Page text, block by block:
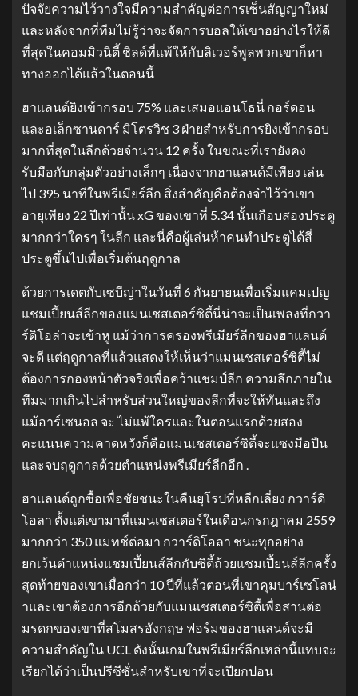
ปัจจัยความไว้วางใจมีความสำคัญต่อการเซ็นสัญญาใหม่
และหลังจากที่ทีมไม่รู้ว่าจะจัดการบอลให้เขาอย่างไรให้ดี
ที่สุดในคอมมิวนิตี้ ชิลด์ที่แพ้ให้กับลิเวอร์พูลพวกเขาก็หา
ทางออกได้แล้วในตอนนี้
ฮาแลนด์ยิงเข้ากรอบ 75% และเสมอแอนโธนี่ กอร์ดอน
และอเล็กซานดาร์ มิโตรวิช 3 ฝ่ายสำหรับการยิงเข้ากรอบ
มากที่สุดในลีกด้วยจำนวน 12 ครั้ง ในขณะที่เรายังคง
รับมือกับกลุ่มตัวอย่างเล็กๆ เนื่องจากฮาแลนด์มีเพียง เล่น
ไป 395 นาทีในพรีเมียร์ลีก สิ่งสำคัญคือต้องจำไว้ว่าเขา
อายุเพียง 22 ปีเท่านั้น xG ของเขาที่ 5.34 นั้นเกือบสองประตู
มากกว่าใครๆ ในลีก และนี่คือผู้เล่นห้าคนทำประตูได้สี่
ประตูขึ้นไปเพื่อเริ่มต้นฤดูกาล
ด้วยการเดตกับเซบีญ่าในวันที่ 6 กันยายนเพื่อเริ่มแคมเปญ
แชมเปี้ยนส์ลีกของแมนเชสเตอร์ซิตี้นี่น่าจะเป็นเพลงที่กวา
ร์ดิโอล่าจะเข้าหู แม้ว่าการครองพรีเมียร์ลีกของฮาแลนด์
จะดี แต่ฤดูกาลที่แล้วแสดงให้เห็นว่าแมนเชสเตอร์ซิตี้ไม่
ต้องการกองหน้าตัวจริงเพื่อคว้าแชมป์ลีก ความลึกภายใน
ทีมมากเกินไปสำหรับส่วนใหญ่ของลีกที่จะให้ทันและถึง
แม้อาร์เซนอล จะ ไม่แพ้ใครและในตอนแรกด้วยสอง
คะแนนความคาดหวังก็คือแมนเชสเตอร์ซิตี้จะแซงมือปืน
และจบฤดูกาลด้วยตำแหน่งพรีเมียร์ลีกอีก .
ฮาแลนด์ถูกซื้อเพื่อชัยชนะในคืนยุโรปที่หลีกเลี่ยง กวาร์ดิ
โอลา ตั้งแต่เขามาที่แมนเชสเตอร์ในเดือนกรกฎาคม 2559
มากกว่า 350 แมทช์ต่อมา กวาร์ดิโอลา ชนะทุกอย่าง
ยกเว้นตำแหน่งแชมเปี้ยนส์ลีกกับซิตี้ถ้วยแชมเปี้ยนส์ลีกครั้ง
สุดท้ายของเขาเมื่อกว่า 10 ปีที่แล้วตอนที่เขาคุมบาร์เซโลน่
าและเขาต้องการอีกถ้วยกับแมนเชสเตอร์ซิตี้เพื่อสานต่อ
มรดกของเขาที่สโมสรอังกฤษ ฟอร์มของฮาแลนด์จะมี
ความสำคัญใน UCL ดังนั้นเกมในพรีเมียร์ลีกเหล่านี้แทบจะ
เรียกได้ว่าเป็นปรีซีซั่นสำหรับเขาที่จะเปียกปอน